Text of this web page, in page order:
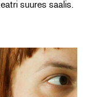
suures saalis.